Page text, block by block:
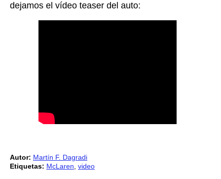
dejamos el vídeo teaser del auto:
Autor: Martín F. Dagradi
Etiquetas: McLaren video